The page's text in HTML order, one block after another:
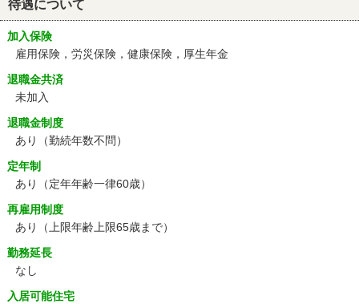
待遇について
加入保険
雇用保険，労災保険，健康保険，厚生年金
退職金共済
未加入
退職金制度
あり（勤続年数不問）
定年制
あり
（定年年齢一律60歳）
再雇用制度
あり
（上限年齢上限65歳まで）
勤務延長
なし
入居可能住宅